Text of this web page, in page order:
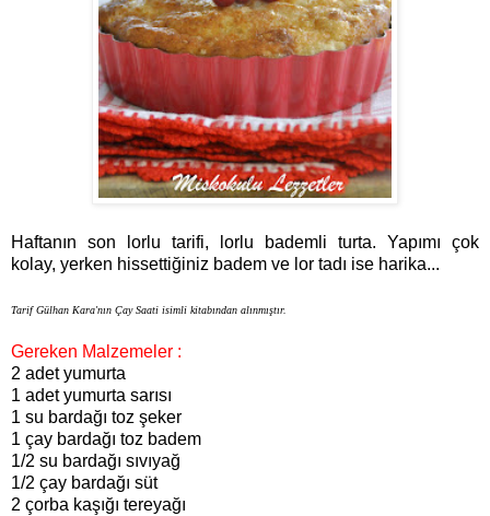
Haftanın son lorlu tarifi, lorlu bademli turta. Yapımı çok
kolay, yerken hissettiğiniz badem ve lor tadı ise harika...
Tarif Gülhan Kara'nın Çay Saati isimli kitabından alınmıştır.
Gereken Malzemeler :
2 adet yumurta
1 adet yumurta sarısı
1 su bardağı toz şeker
1 çay bardağı toz badem
1/2 su bardağı sıvıyağ
1/2 çay bardağı süt
2 çorba kaşığı tereyağı